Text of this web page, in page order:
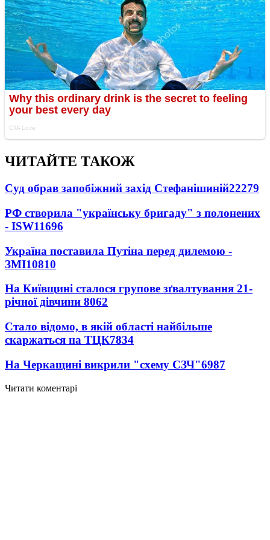
ЧИТАЙТЕ ТАКОЖ
Суд обрав запобіжний захід Стефанішиній22279
РФ створила "українську бригаду" з полонених
- ISW11696
Україна поставила Путіна перед дилемою -
ЗМІ10810
На Київщині сталося групове зґвалтування 21-
річної дівчини 8062
Стало відомо, в якій області найбільше
скаржаться на ТЦК7834
На Черкащині викрили "схему СЗЧ"6987
Читати коментарі